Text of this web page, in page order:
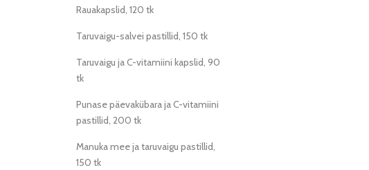
Rauakapslid, 120 tk
Taruvaigu-salvei pastillid, 150 tk
Taruvaigu ja C-vitamiini kapslid, 90
tk
Punase päevakübara ja C-vitamiini
pastillid, 200 tk
Manuka mee ja taruvaigu pastillid,
150 tk